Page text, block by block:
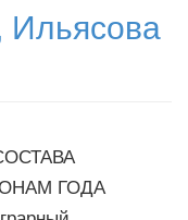
Ильясова
ГОДА